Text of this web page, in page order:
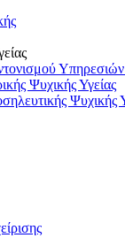
Υπηρεσιών
Ψυχικής Υγείας
Ψυχικής